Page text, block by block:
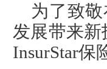
为了致
发展带来新
InsurStar保